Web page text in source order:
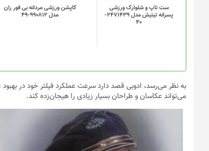
ست تاپ و شلوارک ورزشی
پسرانه تیتیش مدل 2471439-
40
کاپشن ورزشی مردانه بی فور ران
مدل 990812-49
به نظر می‌رسد، ادوبی قصد دارد سرعت عملکرد فیلتر خود در
می‌تواند عکاسان و طراحان بسیار زیادی را هیجان‌زده کند.